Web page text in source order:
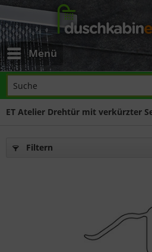
Menü
ET Atelier Drehtür mit verkürzter
Filtern